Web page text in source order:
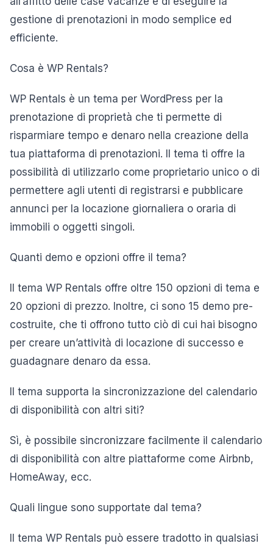
gestione di prenotazioni in modo semplice ed
efficiente.
Cosa è WP Rentals?
WP Rentals è un tema per WordPress per la
prenotazione di proprietà che ti permette di
risparmiare tempo e denaro nella creazione della
tua piattaforma di prenotazioni. Il tema ti offre la
possibilità di utilizzarlo come proprietario unico o di
permettere agli utenti di registrarsi e pubblicare
annunci per la locazione giornaliera o oraria di
immobili o oggetti singoli.
Quanti demo e opzioni offre il tema?
Il tema WP Rentals offre oltre 150 opzioni di tema e
20 opzioni di prezzo. Inoltre, ci sono 15 demo pre-
costruite, che ti offrono tutto ciò di cui hai bisogno
per creare un’attività di locazione di successo e
guadagnare denaro da essa.
Il tema supporta la sincronizzazione del calendario
di disponibilità con altri siti?
Sì, è possibile sincronizzare facilmente il calendario
di disponibilità con altre piattaforme come Airbnb,
HomeAway, ecc.
Quali lingue sono supportate dal tema?
Il tema WP Rentals può essere tradotto in qualsiasi